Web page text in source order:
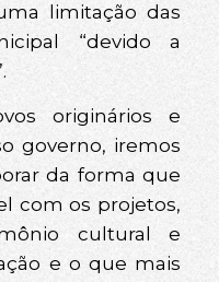
limitação das
“devido a
originários e
governo, iremos
da forma que
com os projetos,
cultural e
e o que mais